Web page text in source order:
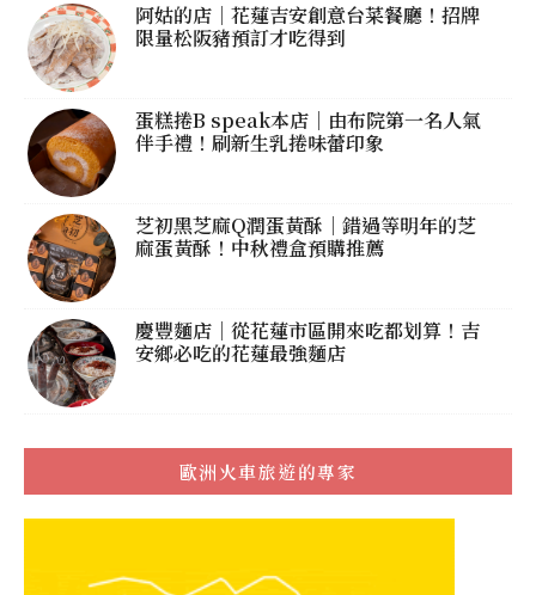
阿姑的店｜花蓮吉安創意台菜餐廳！招牌
限量松阪豬預訂才吃得到
蛋糕捲B speak本店｜由布院第一名人氣
伴手禮！刷新生乳捲味蕾印象
芝初黑芝麻Q潤蛋黃酥｜錯過等明年的芝
麻蛋黃酥！中秋禮盒預購推薦
慶豐麵店｜從花蓮市區開來吃都划算！吉
安鄉必吃的花蓮最強麵店
歐洲火車旅遊的專家